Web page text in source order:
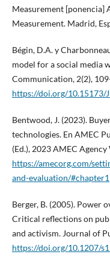
Measurement [ponencia]
Measurement. Madrid,
Bégin, D.A. y
model for a social media
Communication, 2(2),
https://doi.org/10.15173/
Bentwood, J. (2023).
technologies. En AMEC
(Ed.), 2023 AMEC
https://amecorg.com/
and-evaluation/#chapter1
Berger, B. (2005). Power
Critical reflections on
and activism. Journal of
https://doi.org/10.1207/